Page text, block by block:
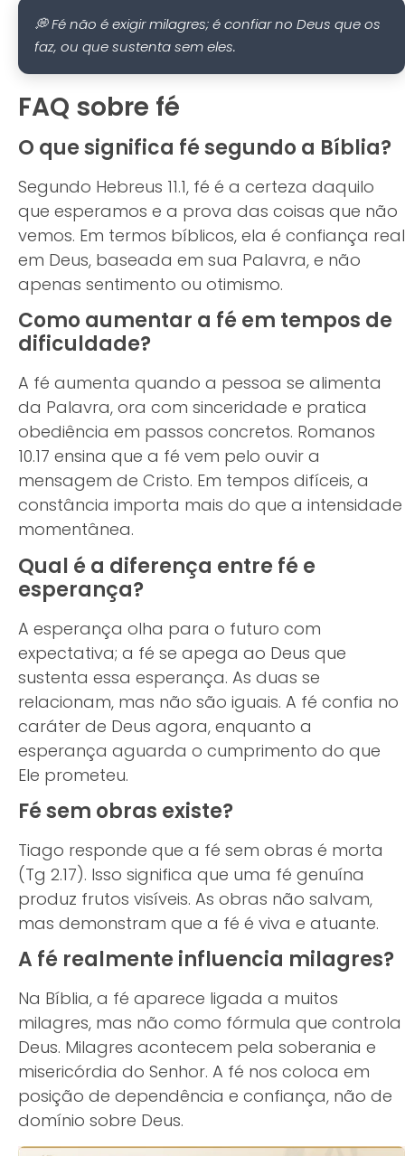
💭 Fé não é exigir milagres; é confiar no Deus que os
faz, ou que sustenta sem eles.
FAQ sobre fé
O que significa fé segundo a Bíblia?
Segundo Hebreus 11.1, fé é a certeza daquilo
que esperamos e a prova das coisas que não
vemos. Em termos bíblicos, ela é confiança real
em Deus, baseada em sua Palavra, e não
apenas sentimento ou otimismo.
Como aumentar a fé em tempos de
dificuldade?
A fé aumenta quando a pessoa se alimenta
da Palavra, ora com sinceridade e pratica
obediência em passos concretos. Romanos
10.17 ensina que a fé vem pelo ouvir a
mensagem de Cristo. Em tempos difíceis, a
constância importa mais do que a intensidade
momentânea.
Qual é a diferença entre fé e
esperança?
A esperança olha para o futuro com
expectativa; a fé se apega ao Deus que
sustenta essa esperança. As duas se
relacionam, mas não são iguais. A fé confia no
caráter de Deus agora, enquanto a
esperança aguarda o cumprimento do que
Ele prometeu.
Fé sem obras existe?
Tiago responde que a fé sem obras é morta
(Tg 2.17). Isso significa que uma fé genuína
produz frutos visíveis. As obras não salvam,
mas demonstram que a fé é viva e atuante.
A fé realmente influencia milagres?
Na Bíblia, a fé aparece ligada a muitos
milagres, mas não como fórmula que controla
Deus. Milagres acontecem pela soberania e
misericórdia do Senhor. A fé nos coloca em
posição de dependência e confiança, não de
domínio sobre Deus.